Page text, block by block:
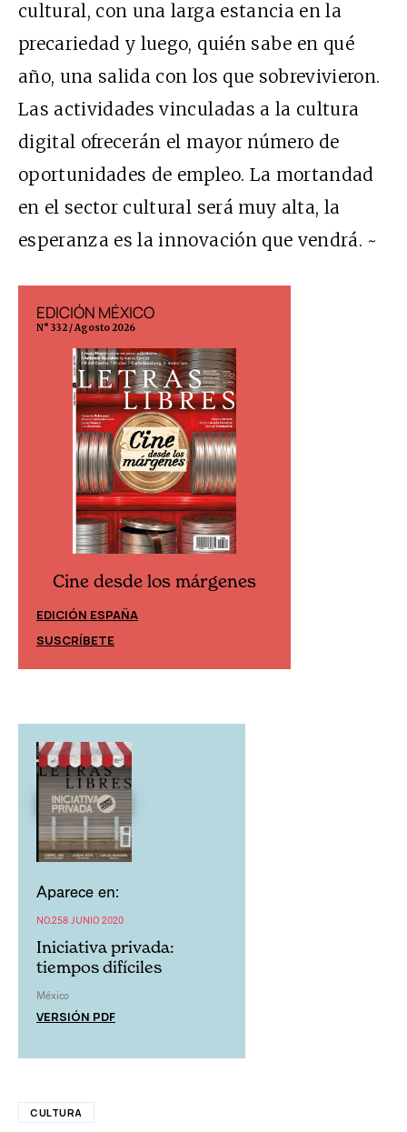
cultural, con una larga estancia en la
precariedad y luego, quién sabe en qué
año, una salida con los que sobrevivieron.
Las actividades vinculadas a la cultura
digital ofrecerán el mayor número de
oportunidades de empleo. La mortandad
en el sector cultural será muy alta, la
esperanza es la innovación que vendrá. ~
EDICIÓN MÉXICO
N° 332 / Agosto 2026
Cine desde los márgenes
EDICIÓN ESPAÑA
SUSCRÍBETE
Aparece en:
NO.258 JUNIO 2020
Iniciativa privada:
tiempos difíciles
México
VERSIÓN PDF
CULTURA